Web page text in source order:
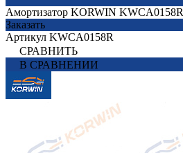
Амортизатор KORWIN KWCA0158R
Заказать
Артикул KWCA0158R
СРАВНИТЬ
В СРАВНЕНИИ